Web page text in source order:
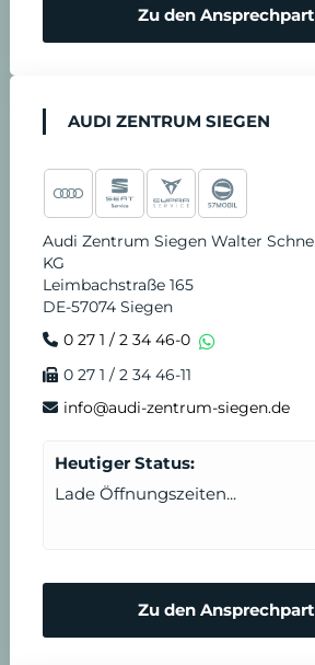
Zu den
AUDI ZENTRUM SIEGEN
Audi Zentrum Siegen Walter
KG
Leimbachstraße 165
DE-57074 Siegen
0 27 1 / 2 34 46-0
0 27 1 / 2 34 46-11
info@audi-zentrum-siegen.de
Heutiger Status:
Lade Öffnungszeiten...
Zu den